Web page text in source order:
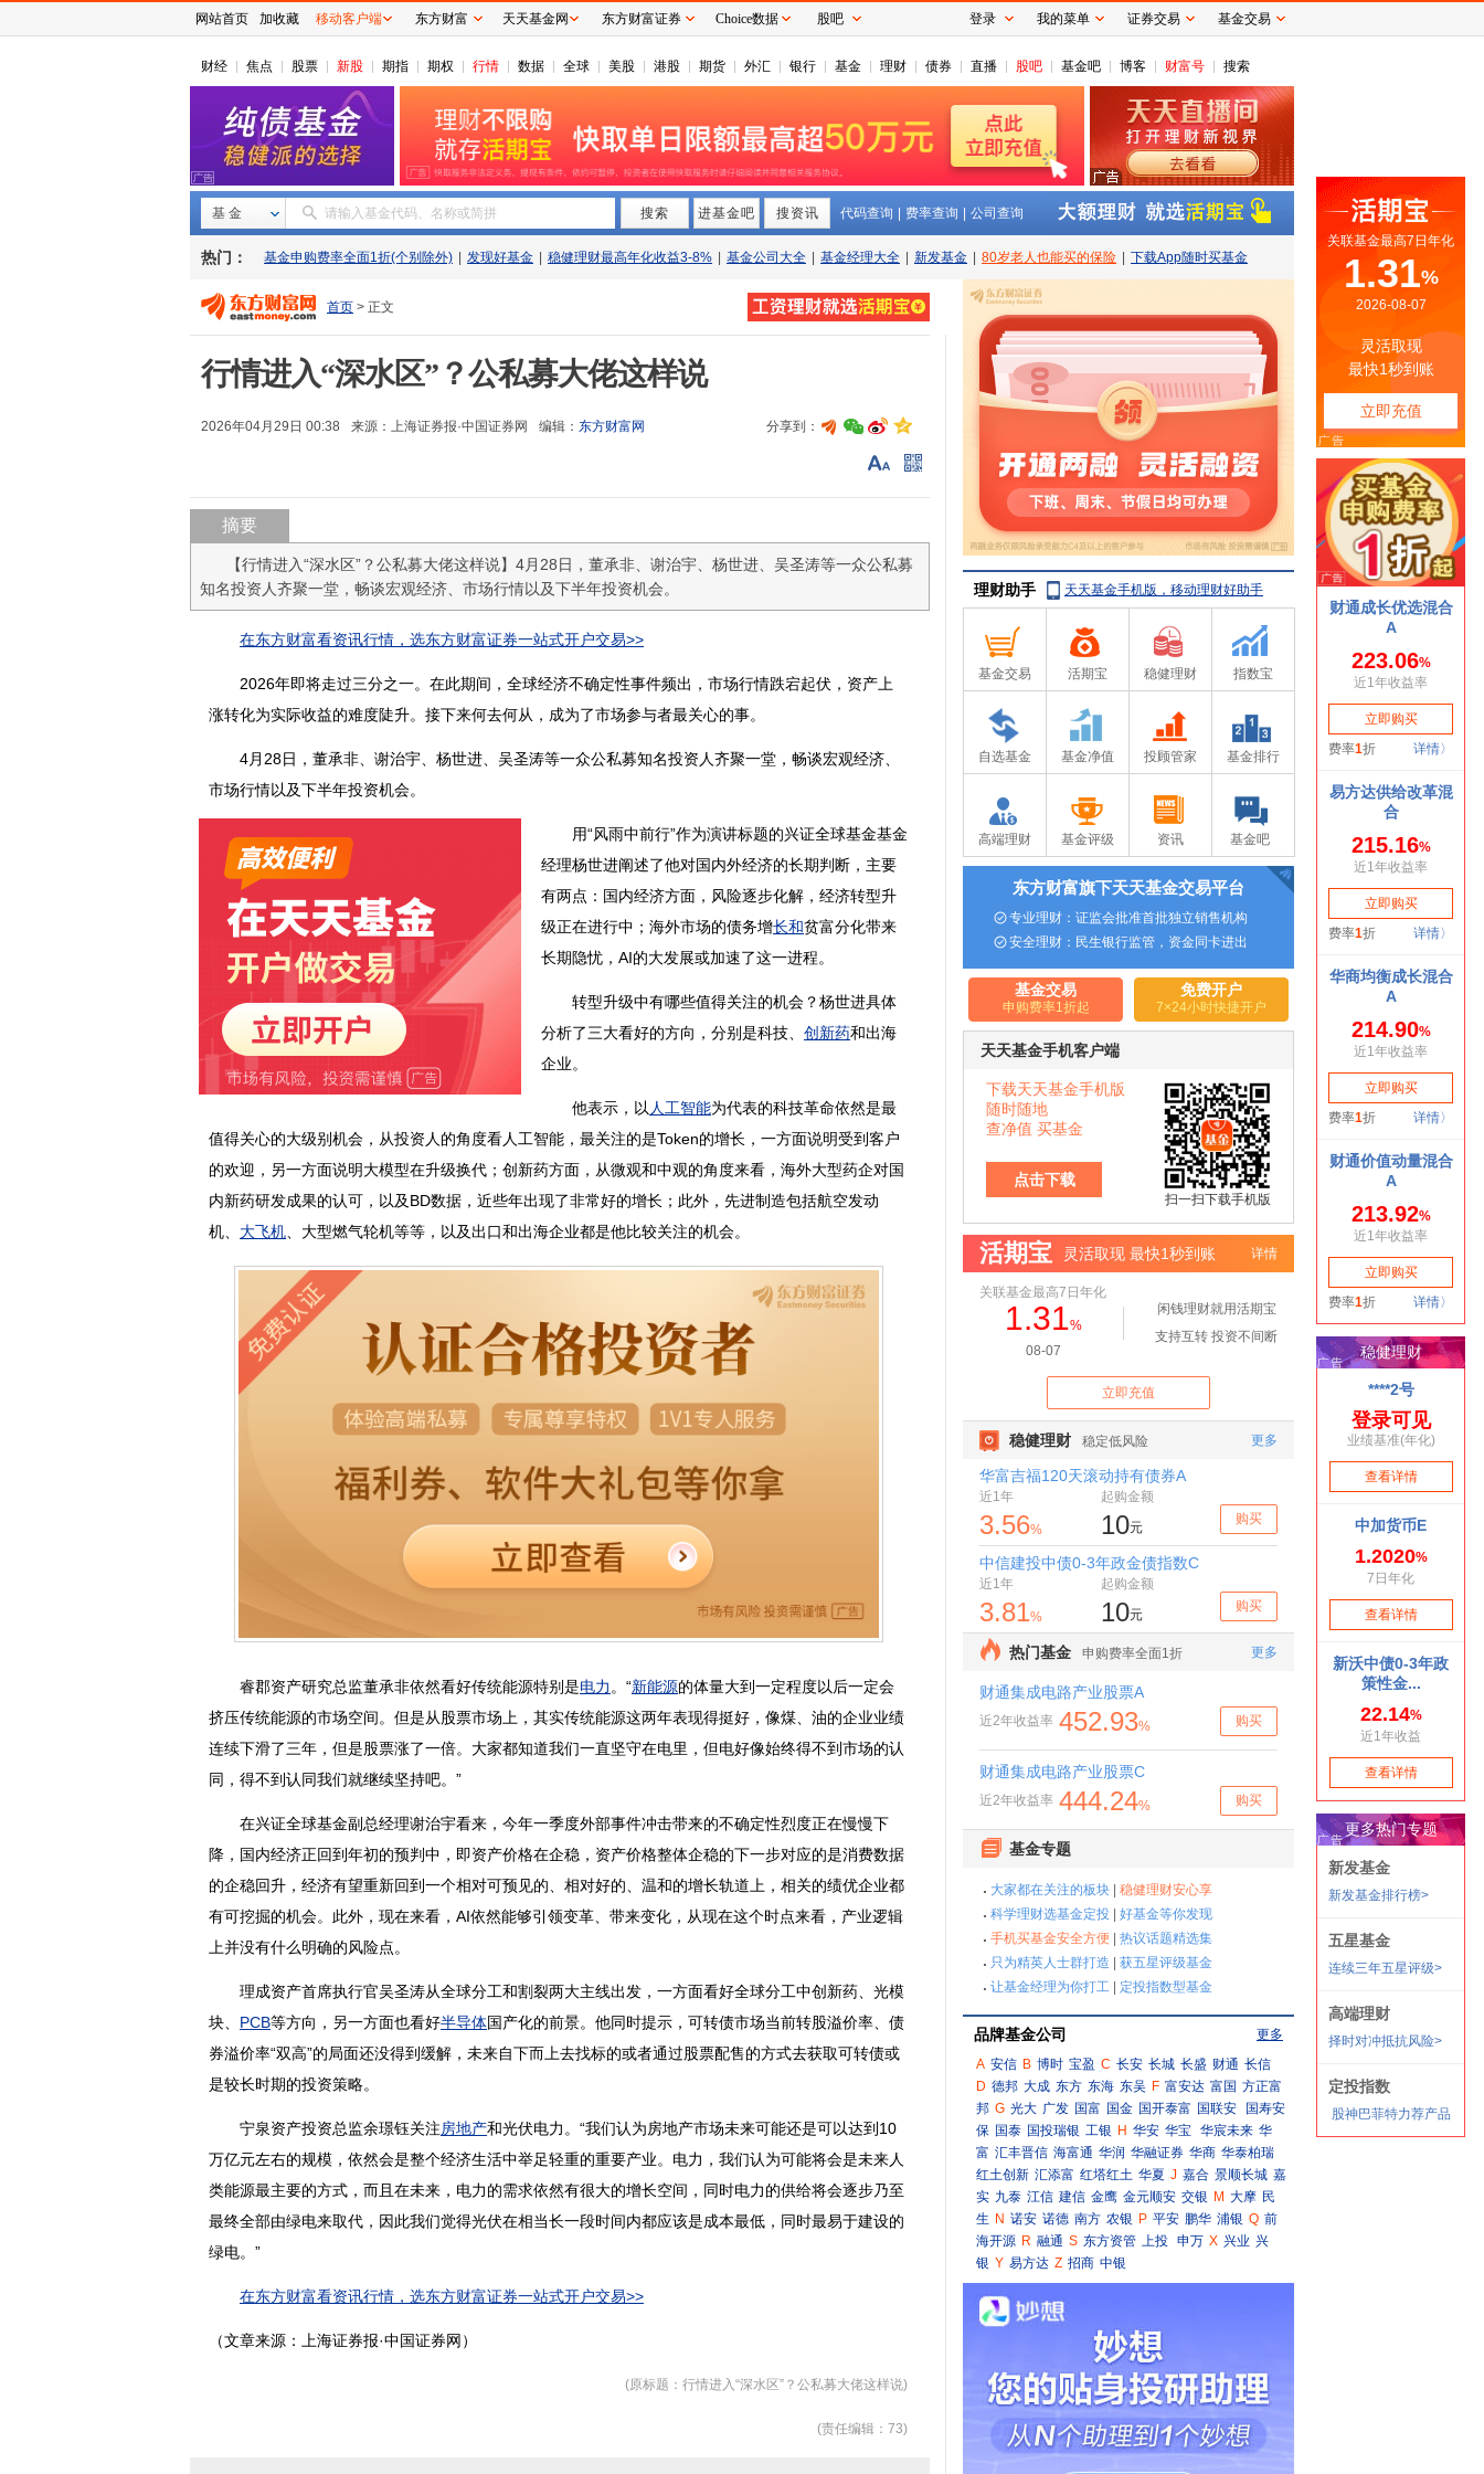
财经 焦点 股票 新股 期指 期权 行情 数据 全球 美股 港股 期货 外汇 银行 基金 理财 债券 直播 股吧 基金吧 博客 财富号 搜索
基 金 请输入基金代码、名称或简拼 搜索 进基金吧 搜资讯 代码查询 费率查询 公司查询
热门： 基金申购费率全面1折(个别除外) 发现好基金 稳健理财最高年化收益3-8% 基金公司大全 基金经理大全 新发基金 80岁老人也能买的保险 下载App随时买基金
首页 > 正文
行情进入“深水区”？公私募大佬这样说
2026年04月29日 00:38 来源： 上海证券报·中国证券网 编辑： 东方财富网 分享到：
摘要
【行情进入“深水区”？公私募大佬这样说】4月28日，董承非、谢治宇、杨世进、吴圣涛等一众公私募
知名投资人齐聚一堂，畅谈宏观经济、市场行情以及下半年投资机会。
在东方财富看资讯行情，选东方财富证券一站式开户交易>>
2026年即将走过三分之一。在此期间，全球经济不确定性事件频出，市场行情跌宕起伏，资产上
涨转化为实际收益的难度陡升。接下来何去何从，成为了市场参与者最关心的事。
4月28日，董承非、谢治宇、杨世进、吴圣涛等一众公私募知名投资人齐聚一堂，畅谈宏观经济、
市场行情以及下半年投资机会。
用“风雨中前行”作为演讲标题的兴证全球基金基金
经理杨世进阐述了他对国内外经济的长期判断，主要
有两点：国内经济方面，风险逐步化解，经济转型升
级正在进行中；海外市场的债务增长和贫富分化带来
长期隐忧，AI的大发展或加速了这一进程。
转型升级中有哪些值得关注的机会？杨世进具体
分析了三大看好的方向，分别是科技、 创新药和出海
企业。
他表示，以 人工智能为代表的科技革命依然是最
值得关心的大级别机会，从投资人的角度看人工智能 ，最关注的是Token的增长，一方面说明受到客户
的欢迎，另一方面说明大模型在升级换代； 创新药方面，从微观和中观的角度来看，海外大型药企对国
内新药研发成果的认可，以及BD数据，近些年出现了非常好的增长；此外，先进制造包括航空发动
机、 大飞机 、大型燃气轮机等等，以及出口和出海企业都是他比较关注的机会。
睿郡资产研究总监董承非依然看好传统能源特别是电力 。“新能源的体量大到一定程度以后一定会
挤压传统能源的市场空间。但是从股票市场上，其实传统能源这两年表现得挺好，像煤、油的企业业绩
连续下滑了三年，但是股票涨了一倍。大家都知道我们一直坚守在电里，但电好像始终得不到市场的认
同，得不到认同我们就继续坚持吧。”
在兴证全球基金副总经理谢治宇看来，今年一季度外部事件冲击带来的不确定性烈度正在慢慢下
降，国内经济正回到年初的预判中，即资产价格在企稳，资产价格整体企稳的下一步对应的是消费数据
的企稳回升，经济有望重新回到一个相对可预见的、相对好的、温和的增长轨道上，相关的绩优企业都
有可挖掘的机会。此外，现在来看，AI依然能够引领变革、带来变化，从现在这个时点来看，产业逻辑
上并没有什么明确的风险点。
理成资产首席执行官吴圣涛从全球分工和割裂两大主线出发，一方面看好全球分工中创新药 、光模
块、 PCB等方向，另一方面也看好半导体国产化的前景。他同时提示，可转债市场当前转股溢价率、债
券溢价率“双高”的局面还没得到缓解，未来自下而上去找标的或者通过股票配售的方式去获取可转债或
是较长时期的投资策略。
宁泉资产投资总监余璟钰关注房地产和光伏电力 。“我们认为房地产市场未来可能还是可以达到10
万亿元左右的规模，依然会是整个经济生活中举足轻重的重要产业。 电力 ，我们认为可能将会是未来人
类能源最主要的方式，而且在未来，电力的需求依然有很大的增长空间，同时电力的供给将会逐步乃至
最终全部由绿电来取代，因此我们觉得光伏在相当长一段时间内都应该是成本最低，同时最易于建设的
绿电。”
在东方财富看资讯行情，选东方财富证券一站式开户交易>>
（文章来源：上海证券报·中国证券网）
(原标题：行情进入“深水区”？公私募大佬这样说)
(责任编辑：73)
理财助手 天天基金手机版，移动理财好助手
基金交易 活期宝 稳健理财 指数宝
自选基金 基金净值 投顾管家 基金排行
高端理财 基金评级 资讯 基金吧
品牌基金公司
更多
A 安信 B 博时 宝盈 C 长安 长城 长盛 财通 长信
D 德邦 大成 东方 东海 东吴 F 富安达 富国 方正富
邦 G 光大 广发 国富 国金 国开泰富 国联安
国寿安
保 国泰 国投瑞银 工银 H 华安 华宝 华宸未来 华
富 汇丰晋信 海富通 华润 华融证券 华商 华泰柏瑞
红土创新 汇添富 红塔红土 华夏 J 嘉合 景顺长城 嘉
实 九泰 江信 建信 金鹰 金元顺安 交银 M 大摩 民
生 N 诺安 诺德 南方 农银 P 平安 鹏华 浦银 Q 前
海开源 R 融通 S 东方资管 上投 申万 X 兴业 兴
银 Y 易方达 Z 招商 中银
网站首页 加收藏 移动客户端 东方财富 天天基金网 东方财富证券 Choice数据 股吧 登录 我的菜单 证券交易 基金交易